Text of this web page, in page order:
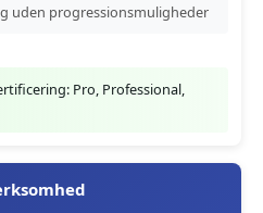
uden progressionsmuligheder
Pro, Professional,